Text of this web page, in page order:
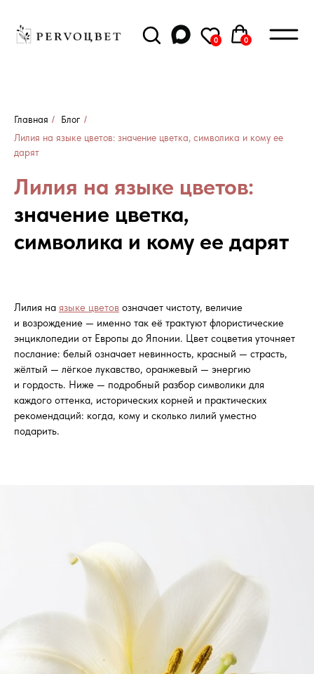
0
0 0
0
Главная / Блог /
Лилия на языке цветов: значение цветка, символика и кому ее
дарят
Лилия на языке цветов:
значение цветка,
символика и кому ее дарят
Лилия на языке цветов означает чистоту, величие
и возрождение — именно так её трактуют флористические
энциклопедии от Европы до Японии. Цвет соцветия уточняет
послание: белый означает невинность, красный — страсть,
жёлтый — лёгкое лукавство, оранжевый — энергию
и гордость. Ниже — подробный разбор символики для
каждого оттенка, исторических корней и практических
рекомендаций: когда, кому и сколько лилий уместно
подарить.